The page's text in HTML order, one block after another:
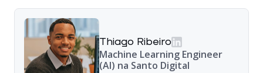
Thiago Ribeiro
Machine Learning Engineer
(AI) na Santo Digital